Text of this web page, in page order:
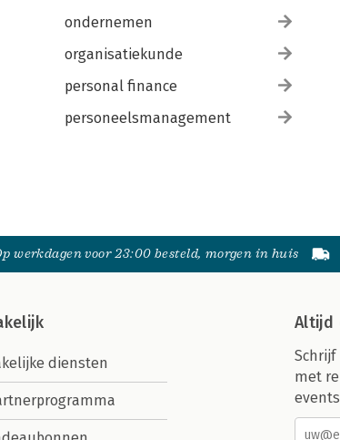
ondernemen
organisatiekunde
personal finance
personeelsmanagement
werkdagen voor 23:00 besteld, morgen in huis
diensten
Altijd
met